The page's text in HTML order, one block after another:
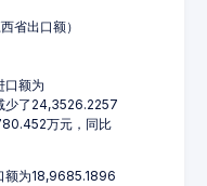
省出口额）
口额为
少了24,3526.2257
万元，同比
额为18,9685.1896